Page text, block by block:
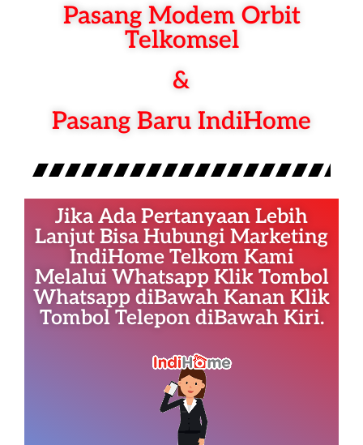
Pasang Modem Orbit
Telkomsel
&
Pasang Baru IndiHome
Jika Ada Pertanyaan Lebih
Lanjut Bisa Hubungi Marketing
IndiHome Telkom Kami
Melalui Whatsapp Klik Tombol
Whatsapp diBawah Kanan Klik
Tombol Telepon diBawah Kiri.